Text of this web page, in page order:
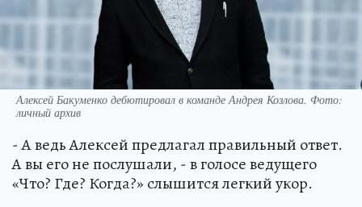
Алексей Бакуменко дебютировал в команде Андрея Козлова. Фото:
личный архив
- А ведь Алексей предлагал правильный ответ.
А вы его не послушали, - в голосе ведущего
«Что? Где? Когда?» слышится легкий укор.